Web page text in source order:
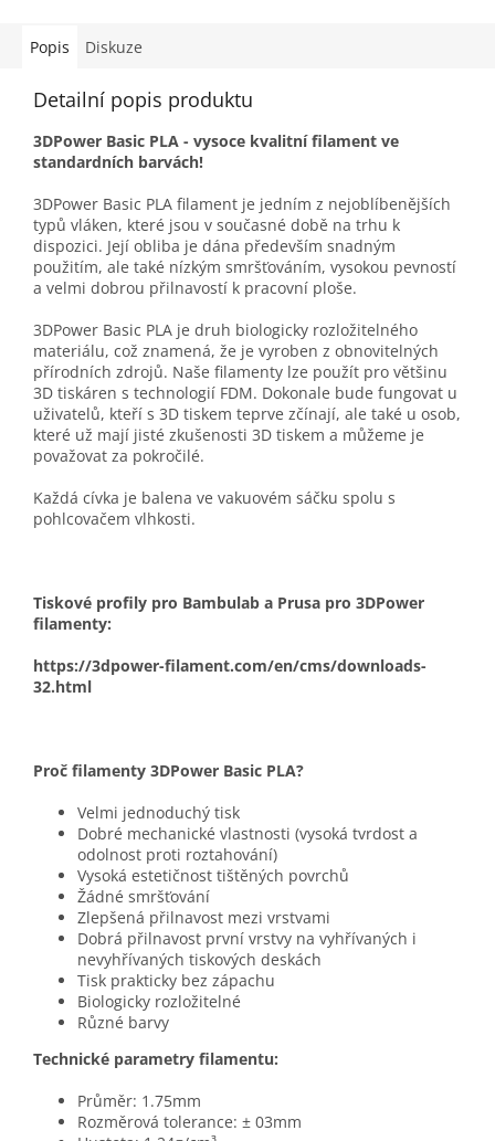
Popis Diskuze
Detailní popis produktu
3DPower Basic PLA - vysoce kvalitní filament ve
standardních barvách!
3DPower Basic PLA filament je jedním z nejoblíbenějších
typů vláken, které jsou v současné době na trhu k
dispozici. Její obliba je dána především snadným
použitím, ale také nízkým smršťováním, vysokou pevností
a velmi dobrou přilnavostí k pracovní ploše.
3DPower Basic PLA je druh biologicky rozložitelného
materiálu, což znamená, že je vyroben z obnovitelných
přírodních zdrojů. Naše filamenty lze použít pro většinu
3D tiskáren s technologií FDM. Dokonale bude fungovat u
uživatelů, kteří s 3D tiskem teprve zčínají, ale také u osob,
které už mají jisté zkušenosti 3D tiskem a můžeme je
považovat za pokročilé.
Každá cívka je balena ve vakuovém sáčku spolu s
pohlcovačem vlhkosti.
Tiskové profily pro Bambulab a Prusa pro 3DPower
filamenty:
https://3dpower-filament.com/en/cms/downloads-
32.html
Proč filamenty 3DPower Basic PLA?
Velmi jednoduchý tisk
Dobré mechanické vlastnosti (vysoká tvrdost a
odolnost proti roztahování)
Vysoká estetičnost tištěných povrchů
Žádné smršťování
Zlepšená přilnavost mezi vrstvami
Dobrá přilnavost první vrstvy na vyhřívaných i
nevyhřívaných tiskových deskách
Tisk prakticky bez zápachu
Biologicky rozložitelné
Různé barvy
Technické parametry filamentu:
Průměr: 1.75mm
Rozměrová tolerance: ± 03mm